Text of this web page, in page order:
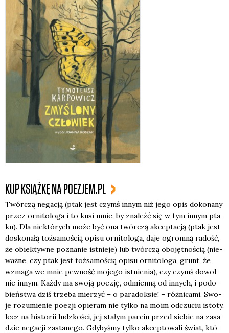
KUP KSIĄŻKĘ NA POEZJEM.PL
Twór­czą nega­cją (ptak jest czymś innym niż jego opis doko­na­ny
przez orni­to­lo­ga i to kusi mnie, by zna­leźć się w tym innym pta­
ku). Dla nie­któ­rych może być ona twór­czą akcep­ta­cją (ptak jest
dosko­na­łą toż­sa­mo­ścią opi­su orni­to­lo­ga, daje ogrom­ną radość,
że obiek­tyw­ne pozna­nie ist­nie­je) lub twór­czą obo­jęt­no­ścią (nie­
waż­ne, czy ptak jest toż­sa­mo­ścią opi­su orni­to­lo­ga, grunt, że
wzma­ga we mnie pew­ność moje­go ist­nie­nia), czy czymś dowol­
nie innym. Każ­dy ma swo­ją poezję, odmien­ną od innych, i podo­
bień­stwa dziś trze­ba mie­rzyć – o para­dok­sie! – róż­ni­ca­mi. Swo­
je rozu­mie­nie poezji opie­ram nie tyl­ko na moim odczu­ciu isto­ty,
lecz na histo­rii ludz­ko­ści, jej sta­łym par­ciu przed sie­bie na zasa­
dzie nega­cji zasta­ne­go. Gdy­by­śmy tyl­ko akcep­to­wa­li świat, któ­